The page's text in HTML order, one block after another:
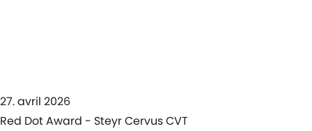
27. avril 2026
Red Dot Award - Steyr Cervus CVT